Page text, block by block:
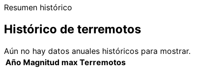
Resumen histórico
Histórico de terremotos
Aún no hay datos anuales históricos para mostrar.
Año Magnitud max Terremotos